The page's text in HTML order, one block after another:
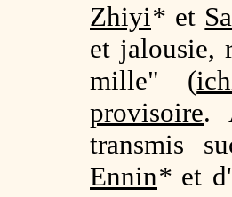
Zhiyi* et
et jalousie,
mille" (
provisoire.
transmis
Ennin* et